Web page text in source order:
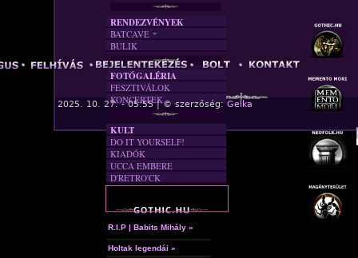
2025. 10. 27. - 05:55 | © szerzőség:Gelka «
RENDEZVÉNYEK
BATCAVE
AKTUÁLIS
A MÚLT
BULIK
FOTÓGALÉRIA
FESZTIVÁLOK
KONCERTEK
KULT
DO IT YOURSELF!
KIADÓK
UCCA EMBERE
D'RETRO'CK
R.I.P | Babits Mihály »
Holtak legendái »